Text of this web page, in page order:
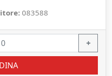
083588
+